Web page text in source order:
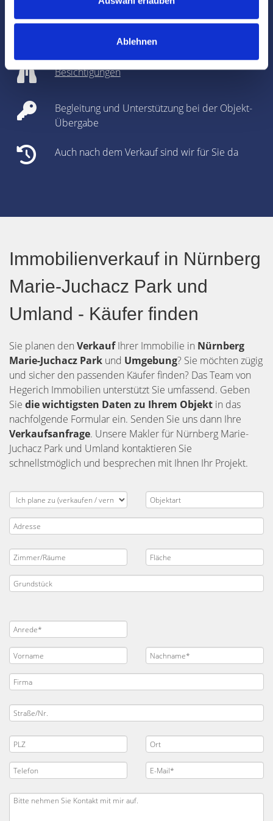
Ablehnen
Notartermins
Besichtigungen
Begleitung und Unterstützung bei der Objekt-
Übergabe
Auch nach dem Verkauf sind wir für Sie da
Immobilienverkauf in Nürnberg
Marie-Juchacz Park und
Umland - Käufer finden
Sie planen den VerkaufIhrer Immobilie in Nürnberg
Marie-Juchacz Park und Umgebung? Sie möchten zügig
und sicher den passenden Käufer finden? Das Team von
Hegerich Immobilien unterstützt Sie umfassend. Geben
Sie diewichtigsten Daten zu Ihrem Objekt in das
nachfolgende Formular ein. Senden Sie uns dann Ihre
Verkaufsanfrage. Unsere Makler für Nürnberg Marie-
Juchacz Park und Umland kontaktieren Sie
schnellstmöglich und besprechen mit Ihnen Ihr Projekt.